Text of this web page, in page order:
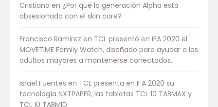
Cristiano en ¿Por qué la generación Alpha está
obsesionada con el skin care?
Francisco Ramirez en TCL presentó en IFA 2020 el
MOVETIME Family Watch, diseñado para ayudar a los
adultos mayores a mantenerse conectados.
Israel Fuentes en TCL presenta en IFA 2020 su
tecnología NXTPAPER, las tabletas TCL 10 TABMAX y
TCL 10 TABMID.